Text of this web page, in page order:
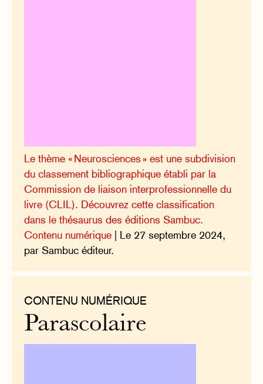
Le thème « Neurosciences » est une subdivision
du classement bibliographique établi par la
Commission de liaison interprofessionnelle du
livre (CLIL). Découvrez cette classification
dans le thésaurus des éditions Sambuc.
Contenu numérique | Le 27 septembre 2024,
par Sambuc éditeur.
CONTENU NUMÉRIQUE
Parascolaire